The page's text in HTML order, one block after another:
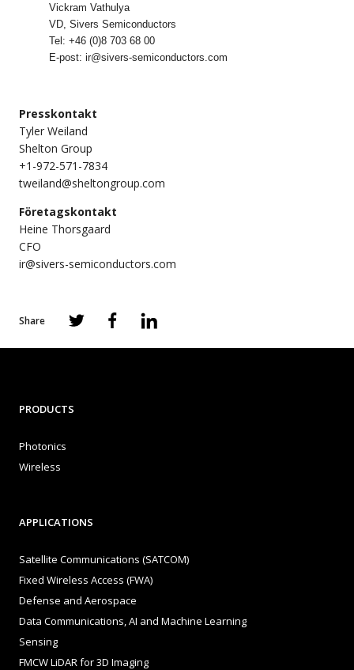
Vickram Vathulya
VD, Sivers Semiconductors
Tel: +46 (0)8 703 68 00
E-post: ir@sivers-semiconductors.com
Presskontakt
Tyler Weiland
Shelton Group
+1-972-571-7834
tweiland@sheltongroup.com
Företagskontakt
Heine Thorsgaard
CFO
ir@sivers-semiconductors.com
Share
PRODUCTS
Photonics
Wireless
APPLICATIONS
Satellite Communications (SATCOM)
Fixed Wireless Access (FWA)
Defense and Aerospace
Data Communications, AI and Machine Learning
Sensing
FMCW LiDAR for 3D Imaging